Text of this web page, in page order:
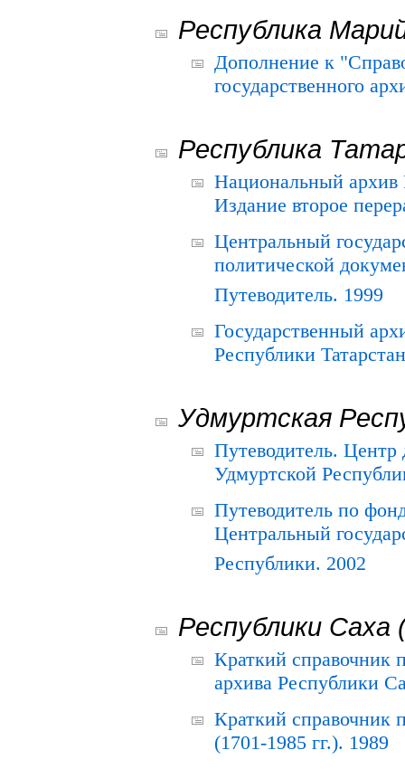
Республика
Дополнение к
государственного
Республика
Национальный архив
Издание второе
Центральный
политической
Путеводитель. 1999
Государственный
Республики
Удмуртская
Путеводитель.
Удмуртской
Путеводитель по
Центральный
Республики. 2002
Республики Саха
Краткий справочник
архива Республики
Краткий
(1701-1985 гг.). 1989